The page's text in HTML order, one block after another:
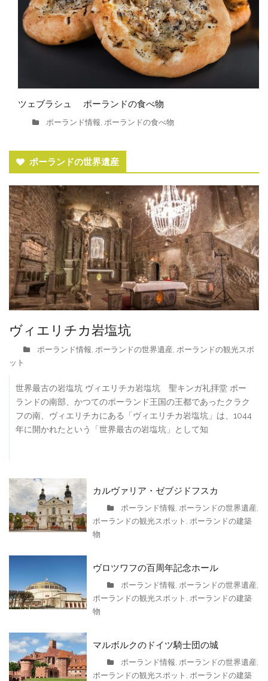
ツェブラシュ ポーランドの食べ物
ポーランド情報, ポーランドの食べ物
ポーランドの世界遺産
ヴィエリチカ岩塩坑
ポーランド情報, ポーランドの世界遺産, ポーランドの観光スポ
ット
世界最古の岩塩坑 ヴィエリチカ岩塩坑 聖キンガ礼拝堂 ポー
ランドの南部、かつてのポーランド王国の王都であったクラク
フの南、ヴィエリチカにある「ヴィエリチカ岩塩坑」は、1044
年に開かれたという「世界最古の岩塩坑」として知
カルヴァリア・ゼブジドフスカ
ポーランド情報, ポーランドの世界遺産,
ポーランドの観光スポット , ポーランドの建築
物
ヴロツワフの百周年記念ホール
ポーランド情報, ポーランドの世界遺産,
ポーランドの観光スポット , ポーランドの建築
物
マルボルクのドイツ騎士団の城
ポーランド情報, ポーランドの世界遺産,
ポーランドの観光スポット , ポーランドの建築